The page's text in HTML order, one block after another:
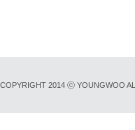
COPYRIGHT 2014 ⓒ YOUNGWOO